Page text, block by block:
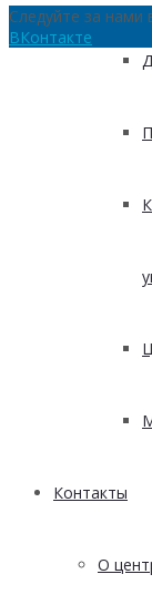
Контакты
О
Следуйте за нами
ВКонтакте